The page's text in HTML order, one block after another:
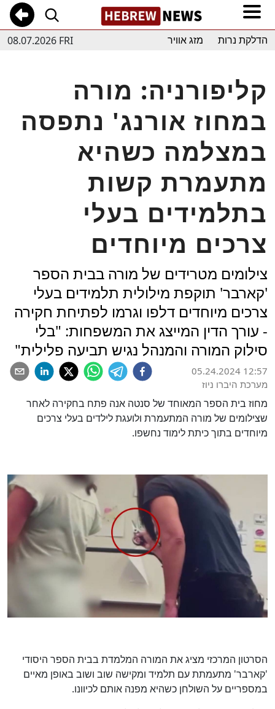
08.07.2026 FRI הדלקת נרות מזג אוויר
קליפורניה: מורה
במחוז אורנג' נתפסה
במצלמה כשהיא
מתעמרת קשות
בתלמידים בעלי
צרכים מיוחדים
צילומים מטרידים של מורה בבית הספר
'קארבר' תוקפת מילולית תלמידים בעלי
צרכים מיוחדים דלפו וגרמו לפתיחת חקירה
- עורך הדין המייצג את המשפחות: "בלי
סילוק המורה והמנהל נגיש תביעה פלילית"
05.24.2024 12:57
מערכת היברו ניוז
מחוז בית הספר המאוחד של סנטה אנה פתח בחקירה לאחר
שצילומים של מורה המתעמרת ולועגת לילדים בעלי צרכים
מיוחדים בתוך כיתת לימוד נחשפו.
הסרטון המרכזי מציג את המורה המלמדת בבית הספר היסודי
'קארבר' מתעמתת עם תלמיד ומקישה שוב ושוב באופן מאיים
במספריים על השולחן כשהיא מפנה אותם לכיוונו.